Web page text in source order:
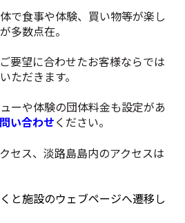
で食事や体験、買い物等が楽し
多数点在。
要望に合わせたお客様ならでは
ただきます。
ーや体験の団体料金も設定があ
い合わせください。
セス、淡路島島内のアクセスは
と施設のウェブページへ遷移し